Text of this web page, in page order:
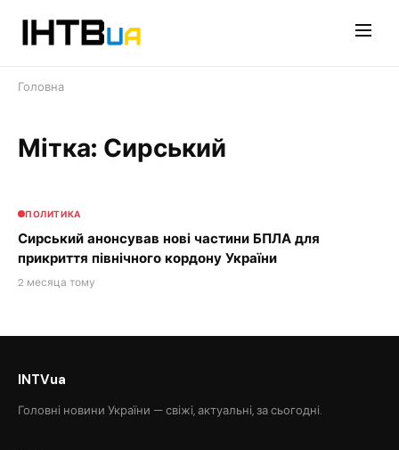
Головна
Мітка: Сирський
ПОЛИТИКА
Сирський анонсував нові частини БПЛА для
прикриття північного кордону України
2 месяца тому
INTVua
Головні новини України — свіжі, актуальні, за сьогодні.